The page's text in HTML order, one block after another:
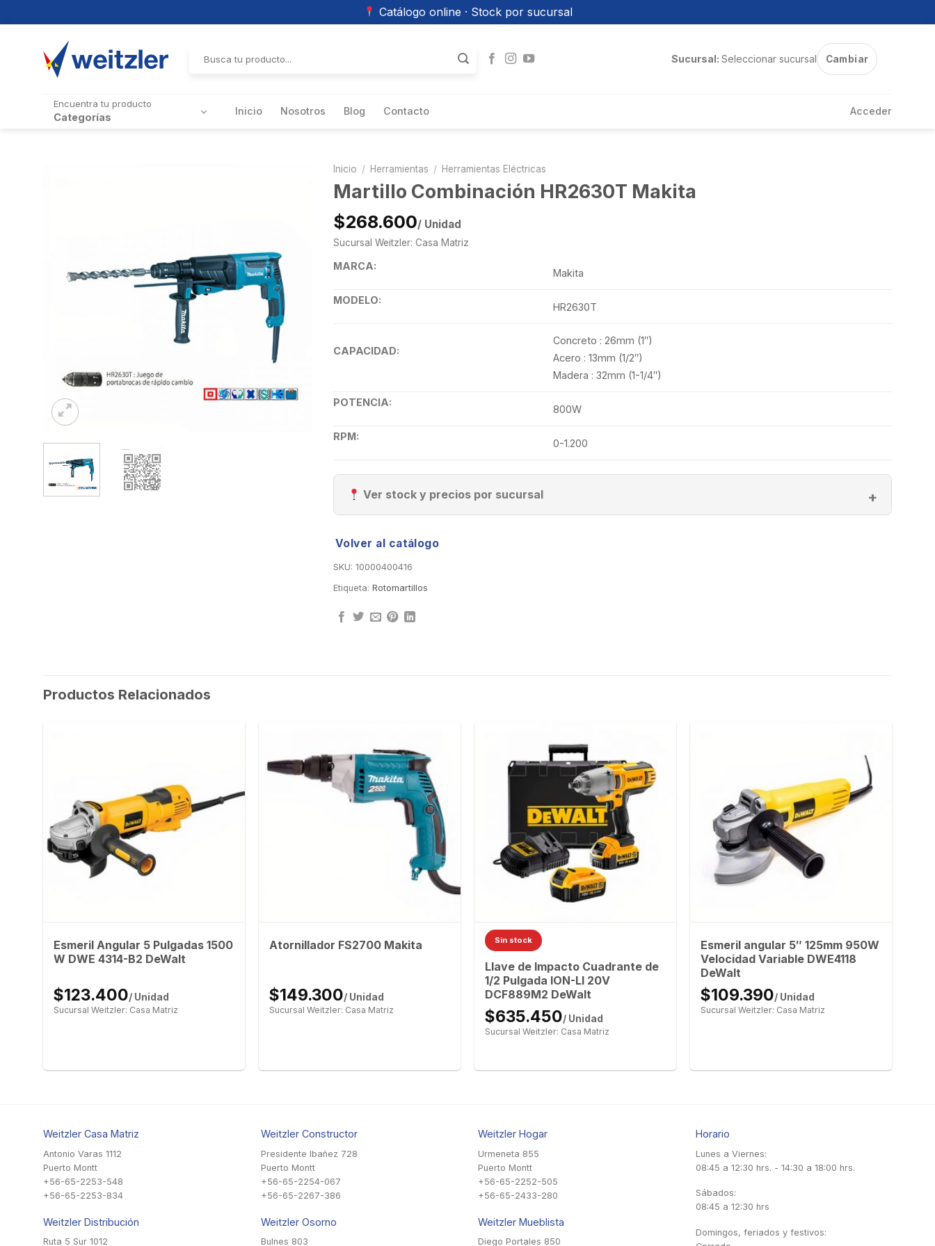
Catálogo online · Stock por sucursal
por:
Sucursal: Seleccionar sucursal Cambiar
Encuentra tu producto
Categorías Inicio Nosotros Blog Contacto Acceder
Inicio / Herramientas / Herramientas Eléctricas
Martillo Combinación HR2630T Makita
$268.600/ Unidad
Sucursal Weitzler: Casa Matriz
MARCA:
Makita
MODELO:
HR2630T
CAPACIDAD:
Concreto : 26mm (1″)
Acero : 13mm (1/2″)
Madera : 32mm (1-1/4″)
POTENCIA:
800W
RPM:
0-1.200
Ver stock y precios por sucursal
Volver al catálogo
SKU: 10000400416
Etiqueta: Rotomartillos
Productos Relacionados
Esmeril Angular 5 Pulgadas 1500
W DWE 4314-B2 DeWalt
$123.400/ Unidad
Sucursal Weitzler: Casa Matriz
Atornillador FS2700 Makita
$149.300/ Unidad
Sucursal Weitzler: Casa Matriz
Sin stock
Llave de Impacto Cuadrante de
1/2 Pulgada ION-LI 20V
DCF889M2 DeWalt
$635.450/ Unidad
Sucursal Weitzler: Casa Matriz
Esmeril angular 5″ 125mm 950W
Velocidad Variable DWE4118
DeWalt
$109.390/ Unidad
Sucursal Weitzler: Casa Matriz
Weitzler Casa Matriz
Antonio Varas 1112
Puerto Montt
+56-65-2253-548
+56-65-2253-834
Weitzler Distribución
Ruta 5 Sur 1012
Weitzler Constructor
Presidente Ibañez 728
Puerto Montt
+56-65-2254-067
+56-65-2267-386
Weitzler Osorno
Bulnes 803
Weitzler Hogar
Urmeneta 855
Puerto Montt
+56-65-2252-505
+56-65-2433-280
Weitzler Mueblista
Diego Portales 850
Horario
Lunes a Viernes:
08:45 a 12:30 hrs. - 14:30 a 18:00 hrs.
Sábados:
08:45 a 12:30 hrs
Domingos, feriados y festivos: